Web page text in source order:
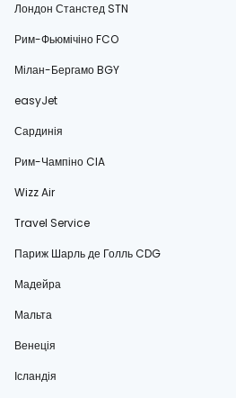
Лондон Станстед STN
Рим-Фьюмічіно FCO
Мілан-Бергамо BGY
easyJet
Сардинія
Рим-Чампіно CIA
Wizz Air
Travel Service
Париж Шарль де Голль CDG
Мадейра
Мальта
Венеція
Ісландія